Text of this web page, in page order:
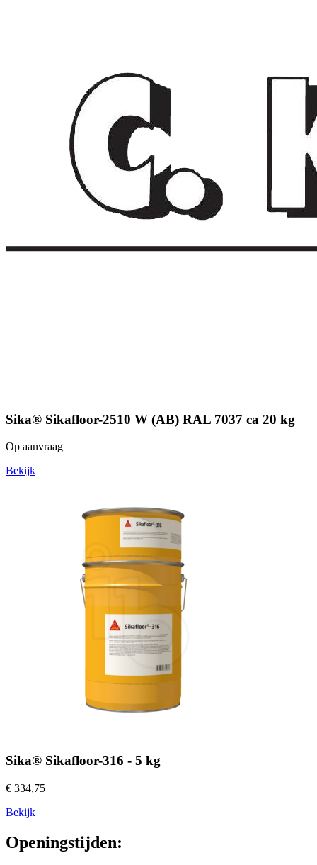
Sika® Sikafloor-2510 W (AB) RAL 7037 ca 20 kg
Op aanvraag
Bekijk
Sika® Sikafloor-316 - 5 kg
€ 334,75
Bekijk
Openingstijden: